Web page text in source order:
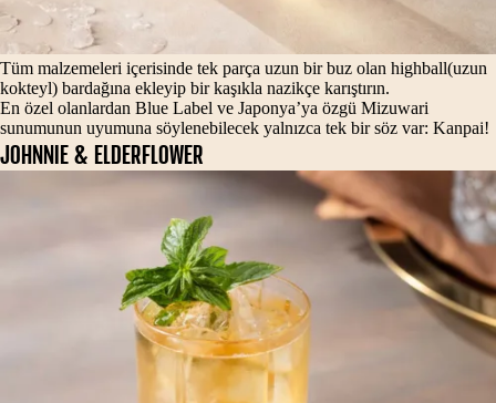
Tüm malzemeleri içerisinde tek parça uzun bir buz olan highball(uzun
kokteyl) bardağına ekleyip bir kaşıkla nazikçe karıştırın.
En özel olanlardan Blue Label ve Japonya’ya özgü Mizuwari
sunumunun uyumuna söylenebilecek yalnızca tek bir söz var: Kanpai!
JOHNNIE & ELDERFLOWER